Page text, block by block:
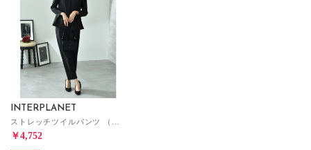
INTERPLANET
￥4,752